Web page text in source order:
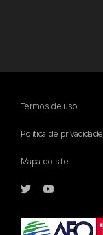
Termos de uso
Política de privacidade
Mapa do site